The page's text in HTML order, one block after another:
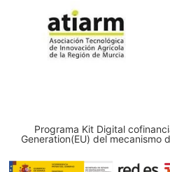
Programa Kit Digital
Generation(EU) del mecanismo